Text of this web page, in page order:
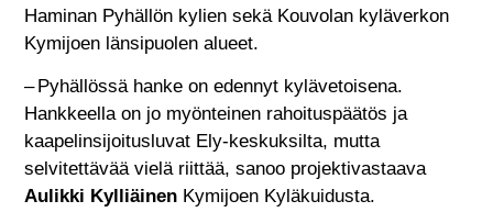
Haminan Pyhällön kylien sekä Kouvolan kyläverkon
Kymijoen länsipuolen alueet.
– Pyhällössä hanke on edennyt kylävetoisena.
Hankkeella on jo myönteinen rahoituspäätös ja
kaapelinsijoitusluvat Ely-keskuksilta, mutta
selvitettävää vielä riittää, sanoo projektivastaava
Aulikki Kylliäinen Kymijoen Kyläkuidusta.